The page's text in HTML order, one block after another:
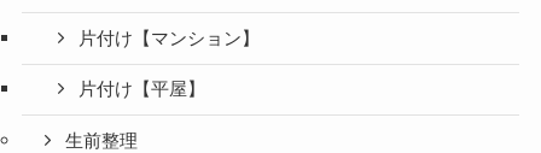
片付け【マンション】
片付け【平屋】
生前整理